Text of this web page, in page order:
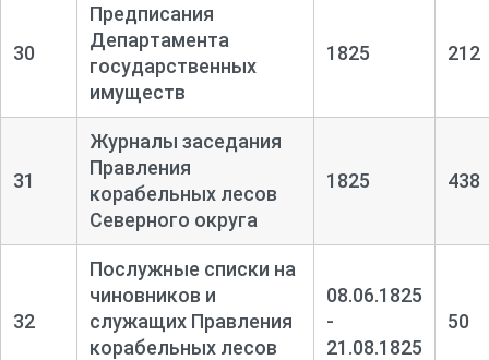
30
Предписания
Департамента
государственных
имуществ
1825 212
31
Журналы заседания
Правления
корабельных лесов
Северного округа
1825 438
32
Послужные списки на
чиновников и
служащих Правления
корабельных лесов
08.06.1825
-
21.08.1825
50